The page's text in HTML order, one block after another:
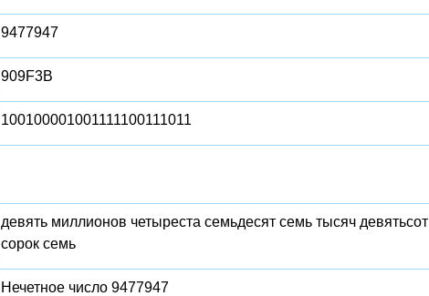
9477947
909F3B
100100001001111100111011
девять миллионов четыреста семьдесят семь тысяч девятьсот
сорок семь
Нечетное число 9477947